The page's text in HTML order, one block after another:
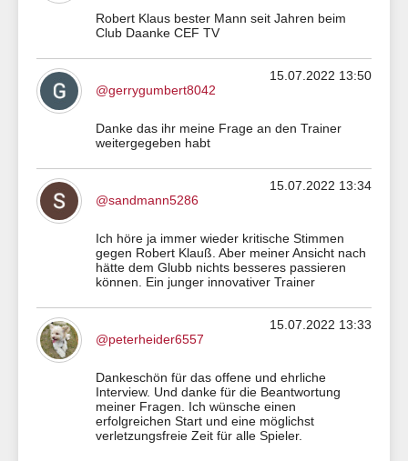
Robert Klaus bester Mann seit Jahren beim
Club Daanke CEF TV
15.07.2022 13:50
@gerrygumbert8042
Danke das ihr meine Frage an den Trainer
weitergegeben habt
15.07.2022 13:34
@sandmann5286
Ich höre ja immer wieder kritische Stimmen
gegen Robert Klauß. Aber meiner Ansicht nach
hätte dem Glubb nichts besseres passieren
können. Ein junger innovativer Trainer
15.07.2022 13:33
@peterheider6557
Dankeschön für das offene und ehrliche
Interview. Und danke für die Beantwortung
meiner Fragen. Ich wünsche einen
erfolgreichen Start und eine möglichst
verletzungsfreie Zeit für alle Spieler.